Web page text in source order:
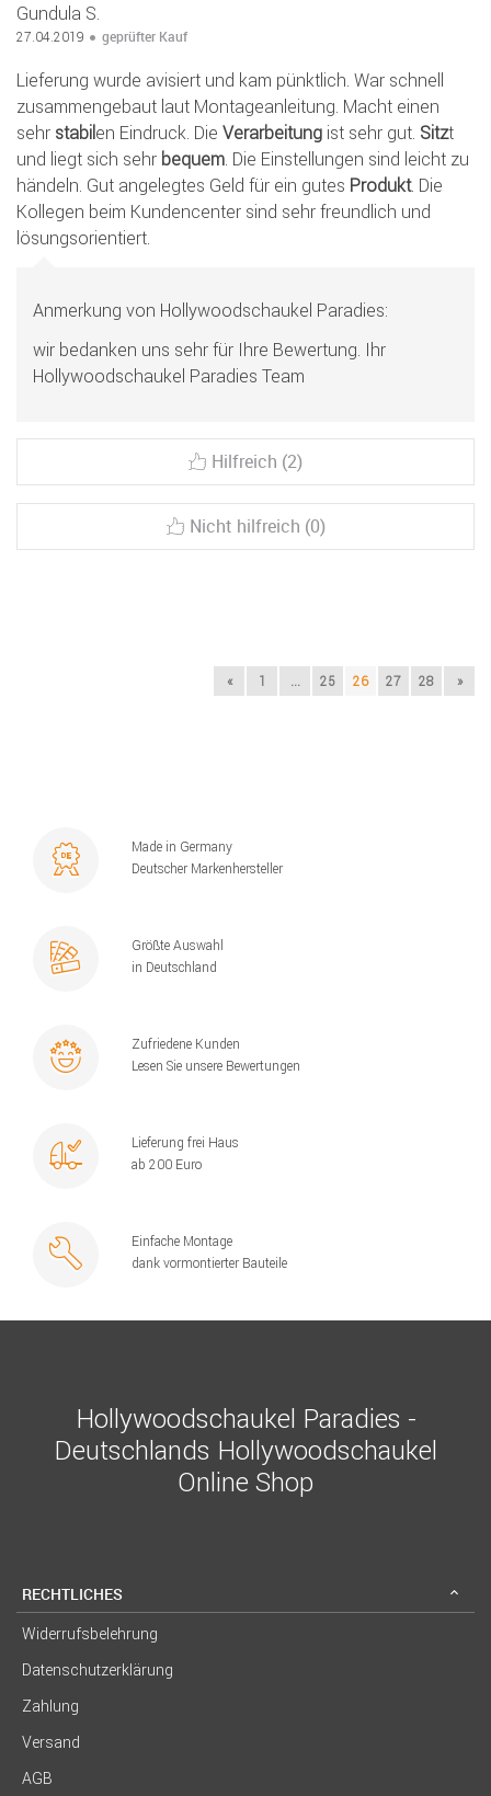
Gundula S.
27.04.2019 geprüfter Kauf
Lieferung wurde avisiert und kam pünktlich. War schnell
zusammengebaut laut Montageanleitung. Macht einen
sehr stabil en Eindruck. Die Verarbeitung ist sehr gut. Sitzt
und liegt sich sehr bequem. Die Einstellungen sind leicht zu
händeln. Gut angelegtes Geld für ein gutes Produkt. Die
Kollegen beim Kundencenter sind sehr freundlich und
lösungsorientiert.
Anmerkung von Hollywoodschaukel Paradies:
wir bedanken uns sehr für Ihre Bewertung. Ihr
Hollywoodschaukel Paradies Team
Hilfreich (2)
Nicht hilfreich (0)
« 1 ... 25 26 27 28 »
Made in Germany
Deutscher Markenhersteller
Größte Auswahl
in Deutschland
Zufriedene Kunden
Lesen Sie unsere Bewertungen
Lieferung frei Haus
ab 200 Euro
Einfache Montage
dank vormontierter Bauteile
Hollywoodschaukel Paradies -
Deutschlands Hollywoodschaukel
Online Shop
RECHTLICHES
Widerrufsbelehrung
Datenschutzerklärung
Zahlung
Versand
AGB